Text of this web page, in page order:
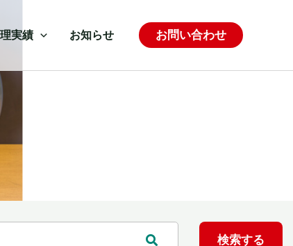
実績 お知らせ お問い合わせ